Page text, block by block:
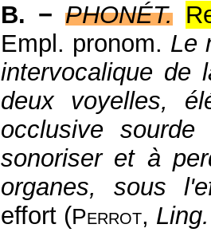
B. − PHONÉT.
Empl. pronom. Le
intervocalique de
deux voyelles,
occlusive
sonoriser et à
organes, sous
effort (Perrot, Ling.